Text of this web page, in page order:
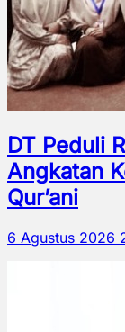
DT Peduli
Angkatan
Qur’ani
6 Agustus 2026